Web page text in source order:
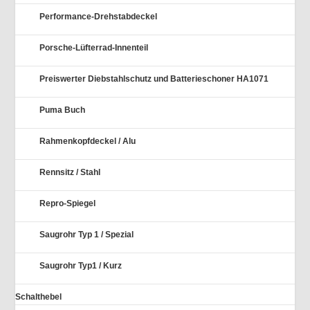
Performance-Drehstabdeckel
Porsche-Lüfterrad-Innenteil
Preiswerter Diebstahlschutz und Batterieschoner HA1071
Puma Buch
Rahmenkopfdeckel / Alu
Rennsitz / Stahl
Repro-Spiegel
Saugrohr Typ 1 / Spezial
Saugrohr Typ1 / Kurz
Schalthebel